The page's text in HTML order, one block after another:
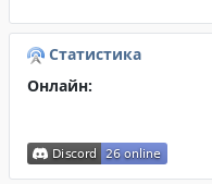
Статистика
Онлайн: